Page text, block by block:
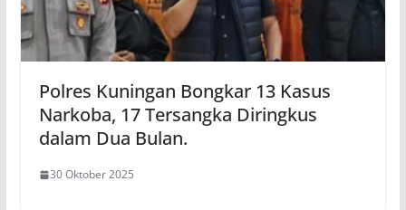
Polres Kuningan Bongkar 13 Kasus
Narkoba, 17 Tersangka Diringkus
dalam Dua Bulan.
30 Oktober 2025